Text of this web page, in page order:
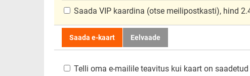
Saada VIP kaardina (otse meilipostkasti), hind
Saada e-kaart Eelvaade
Telli oma e-mailile teavitus kui kaart on saadetud